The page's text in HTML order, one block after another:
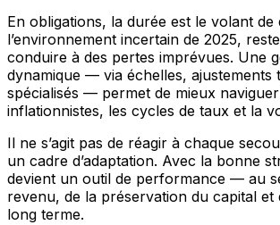
En obligations, la durée est le volant de
l’environnement incertain de 2025,
conduire à des pertes imprévues. Une
dynamique — via échelles, ajustements
spécialisés — permet de mieux
inflationnistes, les cycles de taux et la
Il ne s’agit pas de réagir à chaque
un cadre d’adaptation. Avec la bonne
devient un outil de performance — au
revenu, de la préservation du capital et
long terme.